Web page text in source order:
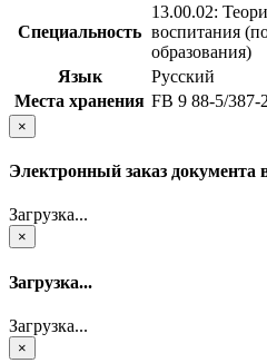
Специальность
13.00.02:
воспитания
образования)
Язык
Русский
Места хранения FB 9 88-5/387-2
×
Электронный заказ документа
Загрузка...
×
Загрузка...
Загрузка...
×